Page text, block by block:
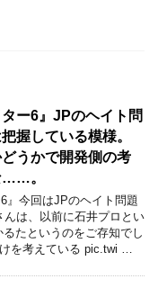
ター6』JPのヘイト問
握している模様。
うかで開発側の考
……。
』今回はJPのヘイト問題
は、以前に石井プロとい
たというのをご存知でし
を考えている pic.twi …